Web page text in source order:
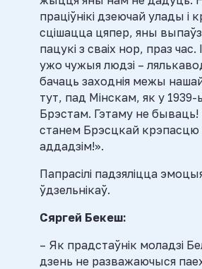
праціўнікі дзеючай улады і
сцішацца цяпер, яны
пацукі з сваіх нор, праз час.
ужо чужыя людзі –
бачаць заходнія межы
тут, пад Мінскам, як у
Брэстам. Гэтаму не
станем Брэсцкай крэпасцю
аддадзім!».
Папрасілі падзяліцца
ўдзельнікаў.
Сяргей Бекеш:
– Як прадстаўнік моладзі
дзень не разважаючыся